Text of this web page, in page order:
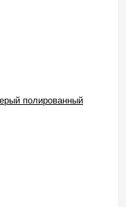
полированный